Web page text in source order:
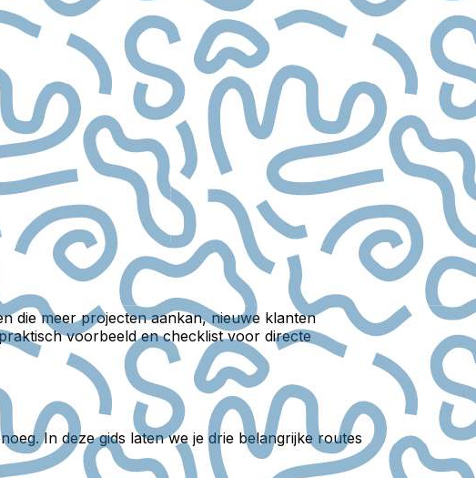
die meer projecten aankan, nieuwe klanten
voorbeeld en checklist voor directe
In deze gids laten we je drie belangrijke routes